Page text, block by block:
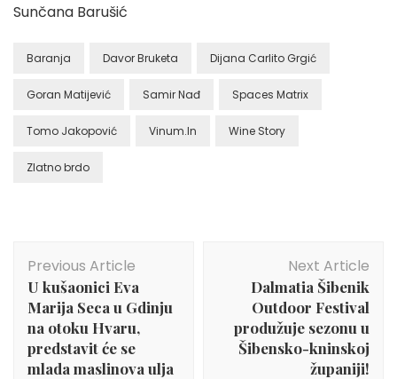
Sunčana Barušić
Baranja Davor Bruketa Dijana Carlito Grgić
Goran Matijević Samir Nađ Spaces Matrix
Tomo Jakopović Vinum.In Wine Story
Zlatno brdo
Navigation
Previous Article
U kušaonici Eva
Marija Seca u Gdinju
na otoku Hvaru,
predstavit će se
mlada maslinova ulja
Next Article
Dalmatia Šibenik
Outdoor Festival
produžuje sezonu u
Šibensko-kninskoj
županiji!